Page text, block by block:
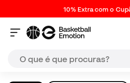
10% Extra com o